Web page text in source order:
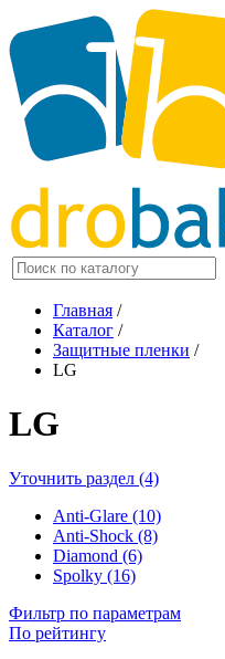
Главная /
Каталог /
Защитные пленки /
LG
LG
Уточнить раздел (4)
Anti-Glare (10)
Anti-Shock (8)
Diamond (6)
Spolky (16)
Фильтр по параметрам
По рейтингу